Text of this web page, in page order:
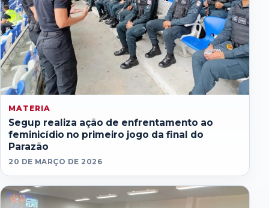
MATERIA
Segup realiza ação de enfrentamento ao
feminicídio no primeiro jogo da final do
Parazão
20 DE MARÇO DE 2026